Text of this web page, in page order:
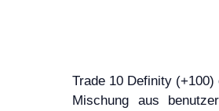
Trade 10 Definity
Mischung aus